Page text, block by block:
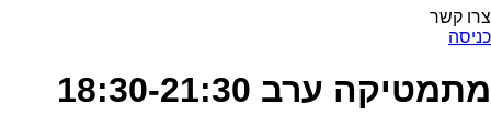
צרו קשר
כניסה
מתמטיקה ערב 18:30-21:30